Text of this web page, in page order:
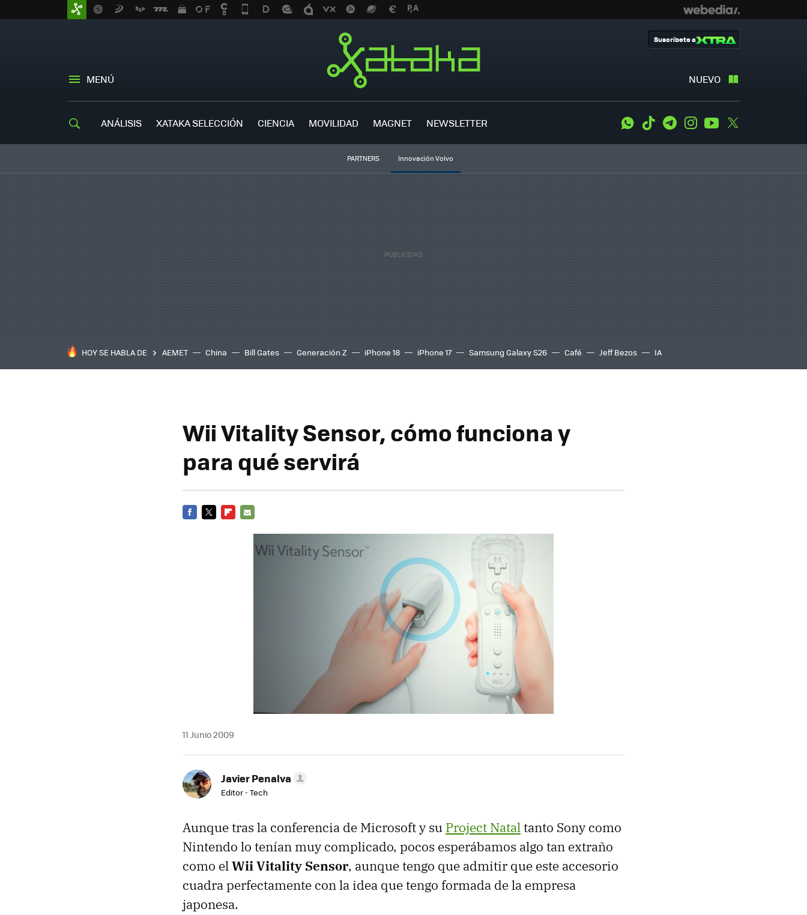
MENÚ NUEVO
Suscríbete a
ANÁLISIS XATAKA SELECCIÓN CIENCIA MOVILIDAD MAGNET NEWSLETTER WhatsApp
Tiktok TelegramInstagramYoutube
PARTNERS Innovación Volvo
HOY SE HABLA DE AEMET China Bill Gates Generación Z iPhone 18 iPhone 17 Samsung Galaxy S26 Café Jeff Bezos IA
Wii Vitality Sensor, cómo funciona y
para qué servirá
11 Junio 2009
Javier Penalva
Editor - Tech
Aunque tras la conferencia de Microsoft y su Project Natal tanto Sony como
Nintendo lo tenían muy complicado, pocos esperábamos algo tan extraño
como elWii Vitality Sensor, aunque tengo que admitir que este accesorio
cuadra perfectamente con la idea que tengo formada de la empresa
japonesa.